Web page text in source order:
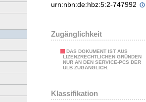
urn:nbn:de:hbz:5:2-747992
Zugänglichkeit
DAS DOKUMENT IST AUS
LIZENZRECHTLICHEN GRÜNDEN
NUR AN DEN SERVICE-PCS DER
ULB ZUGÄNGLICH.
Klassifikation